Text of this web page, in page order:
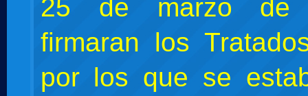
25 de marzo de
firmaran los
por los que se